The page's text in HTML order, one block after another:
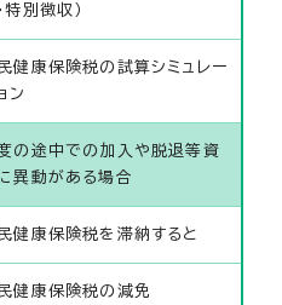
特別徴収）
健康保険税の試算シミュレー
ン
の途中での加入や脱退等資
異動がある場合
健康保険税を滞納すると
健康保険税の減免